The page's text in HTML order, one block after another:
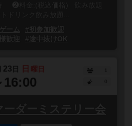
❷料金:(税込価格) 飲み放題
ドリンク飲み放題...
ーム
#初参加歓迎
歓迎 #途中抜けOK
23 日 日 曜日
16:00
1
ダーミステリー会